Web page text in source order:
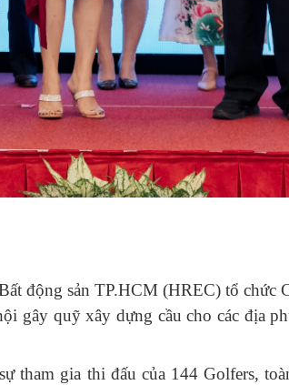
động sản TP.HCM (HREC) tổ
gây quỹ xây dựng cầu cho các địa
tham gia thi đấu của 144 Golfers,